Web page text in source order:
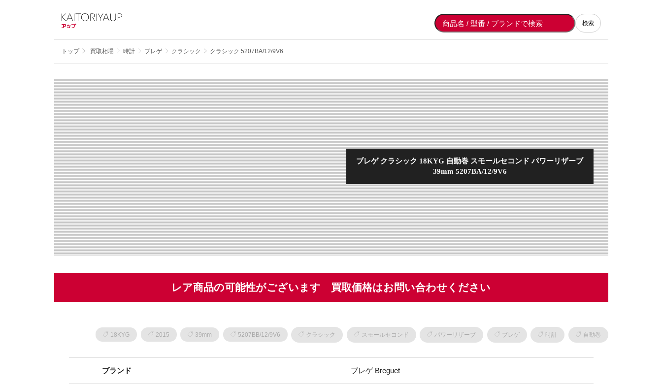
検索
トップ 買取相場 時計 ブレゲ クラシック クラシック 5207BA/12/9V6
ブレゲ クラシック 18KYG 自動巻 スモールセコンド パワーリザーブ
39mm 5207BA/12/9V6
レア商品の可能性がございます 買取価格はお問い合わせください
18KYG 2015 39mm 5207BB/12/9V6 クラシック スモールセコンド パワーリザーブ ブレゲ 時計 自動巻
ブランド ブレゲ Breguet